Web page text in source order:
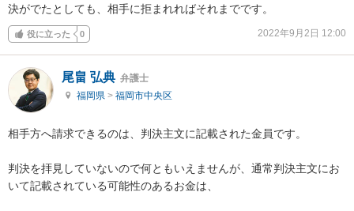
決がでたとしても、相手に拒まれればそれまでです。
役に立った 0 2022年9月2日 12:00
尾畠 弘典 弁護士
福岡県 > 福岡市中央区
相手方へ請求できるのは、判決主文に記載された金員です。
判決を拝見していないので何ともいえませんが、通常判決主文にお
いて記載されている可能性のあるお金は、